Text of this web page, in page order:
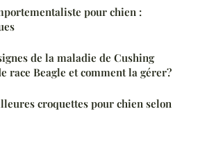
pour chien :
de la maladie de Cushing
race Beagle et comment la gérer?
croquettes pour chien selon